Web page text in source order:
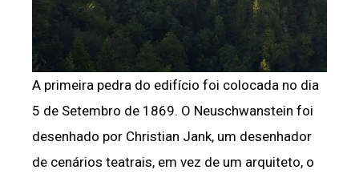
A primeira pedra do edifício foi colocada no dia
5 de Setembro de 1869. O Neuschwanstein foi
desenhado por Christian Jank, um desenhador
de cenários teatrais, em vez de um arquiteto, o